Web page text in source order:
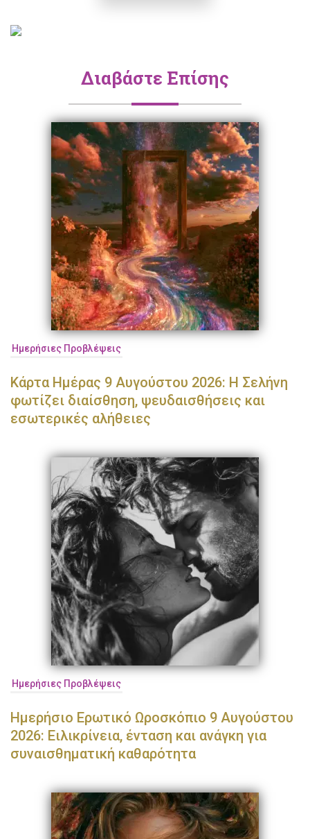
Διαβάστε Επίσης
Ημερήσιες Προβλέψεις
Κάρτα Ημέρας 9 Αυγούστου 2026: Η Σελήνη
φωτίζει διαίσθηση, ψευδαισθήσεις και
εσωτερικές αλήθειες
Ημερήσιες Προβλέψεις
Ημερήσιο Ερωτικό Ωροσκόπιο 9 Αυγούστου
2026: Ειλικρίνεια, ένταση και ανάγκη για
συναισθηματική καθαρότητα